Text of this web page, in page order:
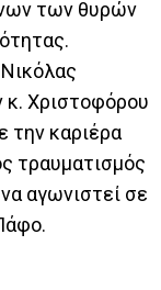
των θυρών
κ. Χριστοφόρου
την καριέρα
τραυματισμός
αγωνιστεί σε